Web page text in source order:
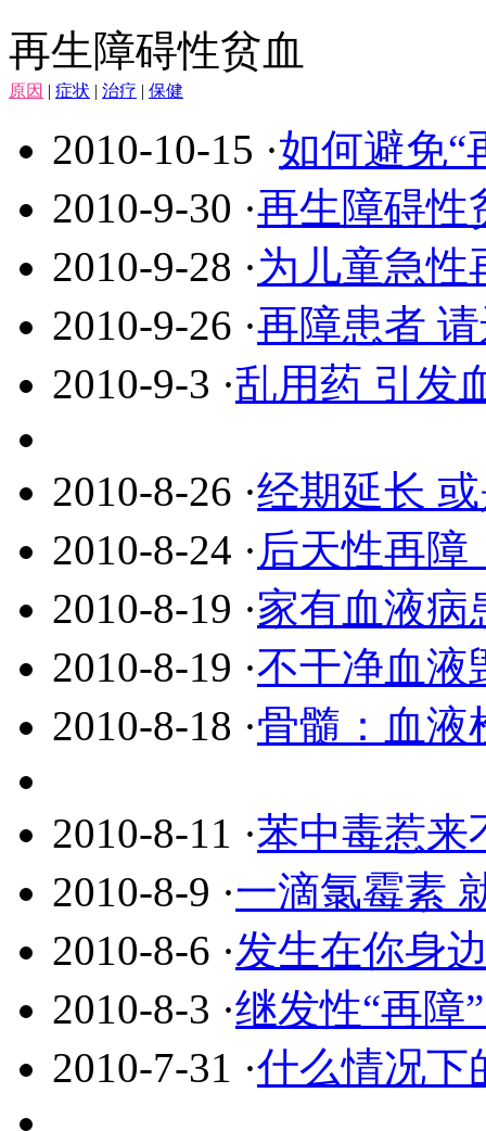
再生障碍性贫血
原因 | 症状 | 治疗 | 保健
2010-10-15 ·如何避免“
2010-9-30 ·再生障碍性
2010-9-28 ·为儿童急性
2010-9-26 ·再障患者
2010-9-3 ·乱用药 引发
2010-8-26 ·经期延长
2010-8-24 · 后天性再障
2010-8-19 ·家有血液病
2010-8-19 ·不干净血液
2010-8-18 ·骨髓：血液
2010-8-11 ·苯中毒惹来
2010-8-9 ·一滴氯霉素
2010-8-6 ·发生在你身
2010-8-3 ·继发性“再障
2010-7-31 ·什么情况下